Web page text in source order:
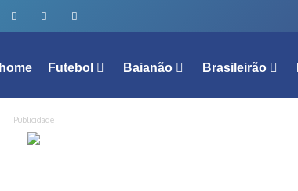
home Futebol Baianão Brasileirão
Publicidade